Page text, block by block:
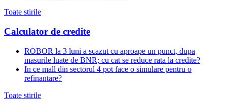
Toate stirile
Calculator de credite
ROBOR la 3 luni a scazut cu aproape un punct, dupa
masurile luate de BNR; cu cat se reduce rata la credite?
In ce mall din sectorul 4 pot face o simulare pentru o
refinantare?
Toate stirile